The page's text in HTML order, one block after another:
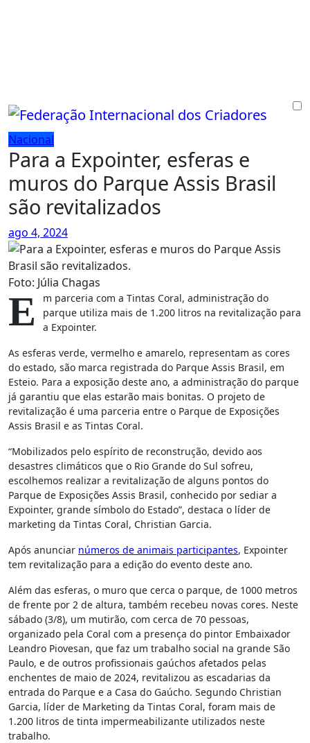
Nacional
Para a Expointer, esferas e
muros do Parque Assis Brasil
são revitalizados
ago 4, 2024
Foto: Júlia Chagas
E
m parceria com a Tintas Coral, administração do
parque utiliza mais de 1.200 litros na revitalização para
a Expointer.
As esferas verde, vermelho e amarelo, representam as cores
do estado, são marca registrada do Parque Assis Brasil, em
Esteio. Para a exposição deste ano, a administração do parque
já garantiu que elas estarão mais bonitas. O projeto de
revitalização é uma parceria entre o Parque de Exposições
Assis Brasil e as Tintas Coral.
“Mobilizados pelo espírito de reconstrução, devido aos
desastres climáticos que o Rio Grande do Sul sofreu,
escolhemos realizar a revitalização de alguns pontos do
Parque de Exposições Assis Brasil, conhecido por sediar a
Expointer, grande símbolo do Estado”, destaca o líder de
marketing da Tintas Coral, Christian Garcia.
Após anunciar números de animais participantes, Expointer
tem revitalização para a edição do evento deste ano.
Além das esferas, o muro que cerca o parque, de 1000 metros
de frente por 2 de altura, também recebeu novas cores. Neste
sábado (3/8), um mutirão, com cerca de 70 pessoas,
organizado pela Coral com a presença do pintor Embaixador
Leandro Piovesan, que faz um trabalho social na grande São
Paulo, e de outros profissionais gaúchos afetados pelas
enchentes de maio de 2024, revitalizou as escadarias da
entrada do Parque e a Casa do Gaúcho. Segundo Christian
Garcia, líder de Marketing da Tintas Coral, foram mais de
1.200 litros de tinta impermeabilizante utilizados neste
trabalho.